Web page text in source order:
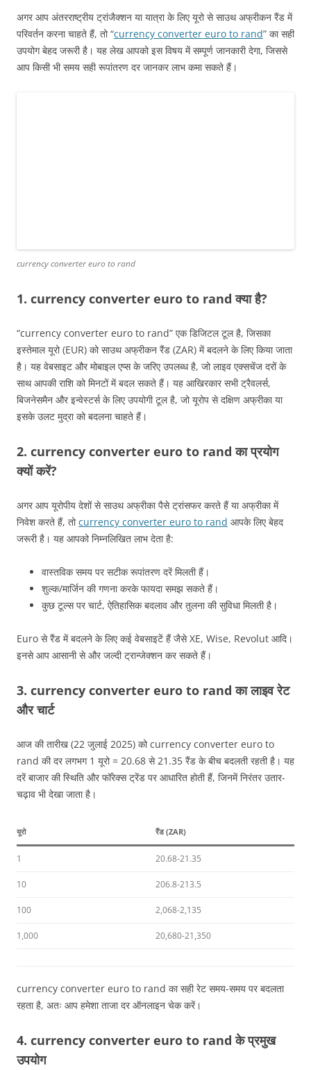
अगर आप अंतरराष्ट्रीय ट्रांजैक्शन या यात्रा के लिए यूरो से साउथ अफ्रीकन रैंड में
परिवर्तन करना चाहते हैं, तो “currency converter euro to rand” का सही
उपयोग बेहद जरूरी है। यह लेख आपको इस विषय में सम्पूर्ण जानकारी देगा, जिससे
आप किसी भी समय सही रूपांतरण दर जानकर लाभ कमा सकते हैं।
currency converter euro to rand
1. currency converter euro to rand क्या है?
“currency converter euro to rand” एक डिजिटल टूल है, जिसका
इस्तेमाल यूरो (EUR) को साउथ अफ्रीकन रैंड (ZAR) में बदलने के लिए किया जाता
है। यह वेबसाइट और मोबाइल एप्स के जरिए उपलब्ध है, जो लाइव एक्सचेंज दरों के
साथ आपकी राशि को मिनटों में बदल सकते हैं। यह आखिरकार सभी ट्रैवलर्स,
बिजनेसमैन और इन्वेस्टर्स के लिए उपयोगी टूल है, जो यूरोप से दक्षिण अफ्रीका या
इसके उलट मुद्रा को बदलना चाहते हैं।
2. currency converter euro to rand का प्रयोग
क्यों करें?
अगर आप यूरोपीय देशों से साउथ अफ्रीका पैसे ट्रांसफर करते हैं या अफ्रीका में
निवेश करते हैं, तोcurrency converter euro to rand आपके लिए बेहद
जरूरी है। यह आपको निम्नलिखित लाभ देता है:
वास्तविक समय पर सटीक रूपांतरण दरें मिलती हैं।
शुल्क/मार्जिन की गणना करके फायदा समझ सकते हैं।
कुछ टूल्स पर चार्ट, ऐतिहासिक बदलाव और तुलना की सुविधा मिलती है।
Euro से रैंड में बदलने के लिए कई वेबसाइटें हैं जैसे XE, Wise, Revolut आदि।
इनसे आप आसानी से और जल्दी ट्रान्जेक्शन कर सकते हैं।
3. currency converter euro to rand का लाइव रेट
और चार्ट
आज की तारीख (22 जुलाई 2025) को currency converter euro to
rand की दर लगभग 1 यूरो = 20.68 से 21.35 रैंड के बीच बदलती रहती है। यह
दरें बाजार की स्थिति और फॉरेक्स ट्रेंड पर आधारित होती हैं, जिनमें निरंतर उतार-
चढ़ाव भी देखा जाता है।
यूरो रैंड (ZAR)
1 20.68-21.35
10 206.8-213.5
100 2,068-2,135
1,000 20,680-21,350
currency converter euro to rand का सही रेट समय-समय पर बदलता
रहता है, अतः आप हमेशा ताजा दर ऑनलाइन चेक करें।
4. currency converter euro to rand के प्रमुख
उपयोग